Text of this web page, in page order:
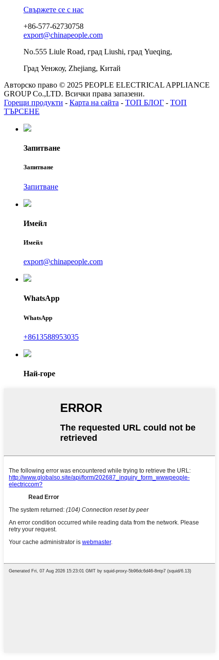
Свържете се с нас
+86-577-62730758
export@chinapeople.com
No.555 Liule Road, град Liushi, град Yueqing,
Град Уенжоу, Zhejiang, Китай
Авторско право © 2025 PEOPLE ELECTRICAL APPLIANCE
GROUP Co.,LTD. Всички права запазени.
Горещи продукти - Карта на сайта - ТОП БЛОГ - ТОП
ТЪРСЕНЕ
Запитване
Запитване
Запитване
Имейл
Имейл
export@chinapeople.com
WhatsApp
WhatsApp
+8613588953035
Най-горе